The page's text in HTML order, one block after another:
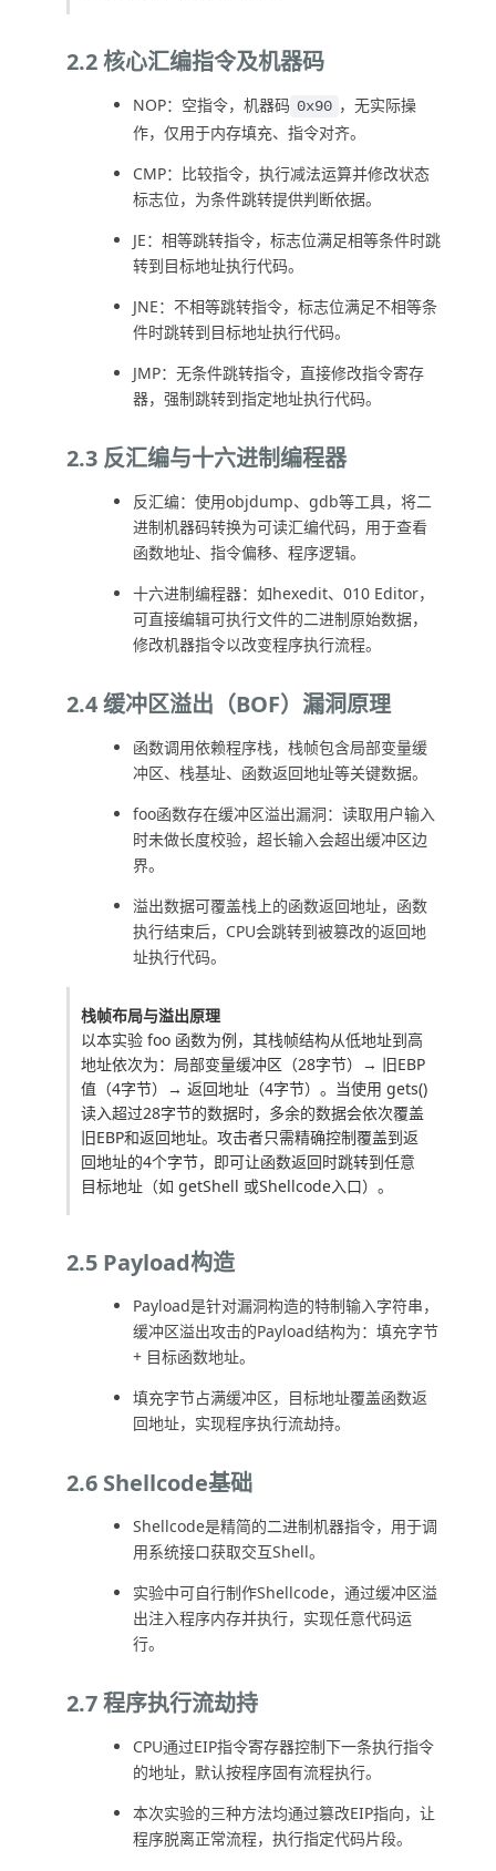
2.2 核心汇编指令及机器码
NOP：空指令，机器码 0x90 ，无实际操
作，仅用于内存填充、指令对齐。
CMP：比较指令，执行减法运算并修改状态
标志位，为条件跳转提供判断依据。
JE：相等跳转指令，标志位满足相等条件时跳
转到目标地址执行代码。
JNE：不相等跳转指令，标志位满足不相等条
件时跳转到目标地址执行代码。
JMP：无条件跳转指令，直接修改指令寄存
器，强制跳转到指定地址执行代码。
2.3 反汇编与十六进制编程器
反汇编：使用objdump、gdb等工具，将二
进制机器码转换为可读汇编代码，用于查看
函数地址、指令偏移、程序逻辑。
十六进制编程器：如hexedit、010 Editor，
可直接编辑可执行文件的二进制原始数据，
修改机器指令以改变程序执行流程。
2.4 缓冲区溢出（BOF）漏洞原理
函数调用依赖程序栈，栈帧包含局部变量缓
冲区、栈基址、函数返回地址等关键数据。
foo函数存在缓冲区溢出漏洞：读取用户输入
时未做长度校验，超长输入会超出缓冲区边
界。
溢出数据可覆盖栈上的函数返回地址，函数
执行结束后，CPU会跳转到被篡改的返回地
址执行代码。
栈帧布局与溢出原理
以本实验 foo 函数为例，其栈帧结构从低地址到高
地址依次为：局部变量缓冲区（28字节）→ 旧EBP
值（4字节）→ 返回地址（4字节）。当使用 gets()
读入超过28字节的数据时，多余的数据会依次覆盖
旧EBP和返回地址。攻击者只需精确控制覆盖到返
回地址的4个字节，即可让函数返回时跳转到任意
目标地址（如 getShell 或Shellcode入口）。
2.5 Payload构造
Payload是针对漏洞构造的特制输入字符串，
缓冲区溢出攻击的Payload结构为：填充字节
+ 目标函数地址。
填充字节占满缓冲区，目标地址覆盖函数返
回地址，实现程序执行流劫持。
2.6 Shellcode基础
Shellcode是精简的二进制机器指令，用于调
用系统接口获取交互Shell。
实验中可自行制作Shellcode，通过缓冲区溢
出注入程序内存并执行，实现任意代码运
行。
2.7 程序执行流劫持
CPU通过EIP指令寄存器控制下一条执行指令
的地址，默认按程序固有流程执行。
本次实验的三种方法均通过篡改EIP指向，让
程序脱离正常流程，执行指定代码片段。